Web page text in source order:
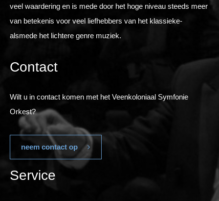
veel waardering en is mede door het hoge niveau steeds meer
van betekenis voor veel liefhebbers van het klassieke-
alsmede het lichtere genre muziek.
Contact
Wilt u in contact komen met het Veenkoloniaal Symfonie
Orkest?
neem contact op
Service